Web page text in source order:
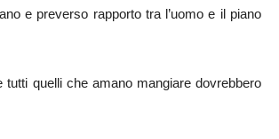
e preverso rapporto tra l’uomo e il piano
tutti quelli che amano mangiare dovrebbero